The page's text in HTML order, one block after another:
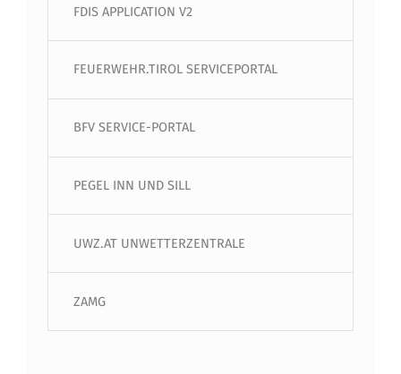
FDIS APPLICATION V2
FEUERWEHR.TIROL SERVICEPORTAL
BFV SERVICE-PORTAL
PEGEL INN UND SILL
UWZ.AT UNWETTERZENTRALE
ZAMG